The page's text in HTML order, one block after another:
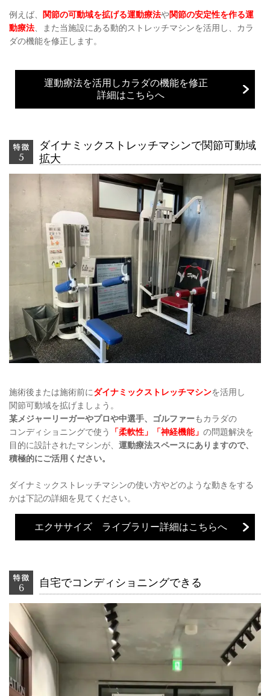
例えば、 関節の可動域を拡げる運動療法や関節の安定性を作る運
動療法 、また当施設にある動的ストレッチマシンを活用し、 カラ
ダの機能を修正 します。
運動療法を活用しカラダの機能を修正
詳細はこちらへ
ダイナミックストレッチマシンで関節可動域
拡大
施術後または施術前にダイナミックストレッチマシンを活用し
関節可動域を拡げましょう。
某メジャーリーガーやプロや中選手、ゴルファーもカラダの
コンディショニングで使う
「柔軟性」「神経機能」 の問題解決を
目的に設計されたマシンが、 運動療法スペースにありますので、
積極的にご活用ください。
ダイナミックストレッチマシンの使い方やどのような動きをする
かは下記の詳細を見てください。
エクササイズ ライブラリー詳細はこちらへ
自宅でコンディショニングできる